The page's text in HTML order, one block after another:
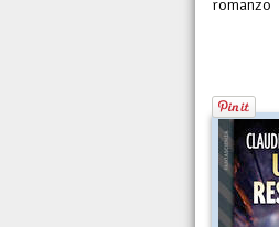
romanzo